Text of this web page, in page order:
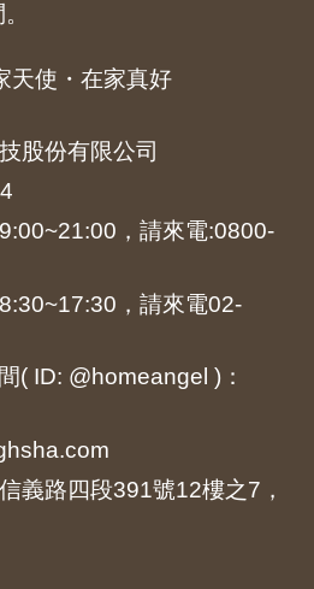
天使・在家真好
股份有限公司
，請來電:0800-
，請來電02-
( ID: @homeangel )：
義路四段391號12樓之7，